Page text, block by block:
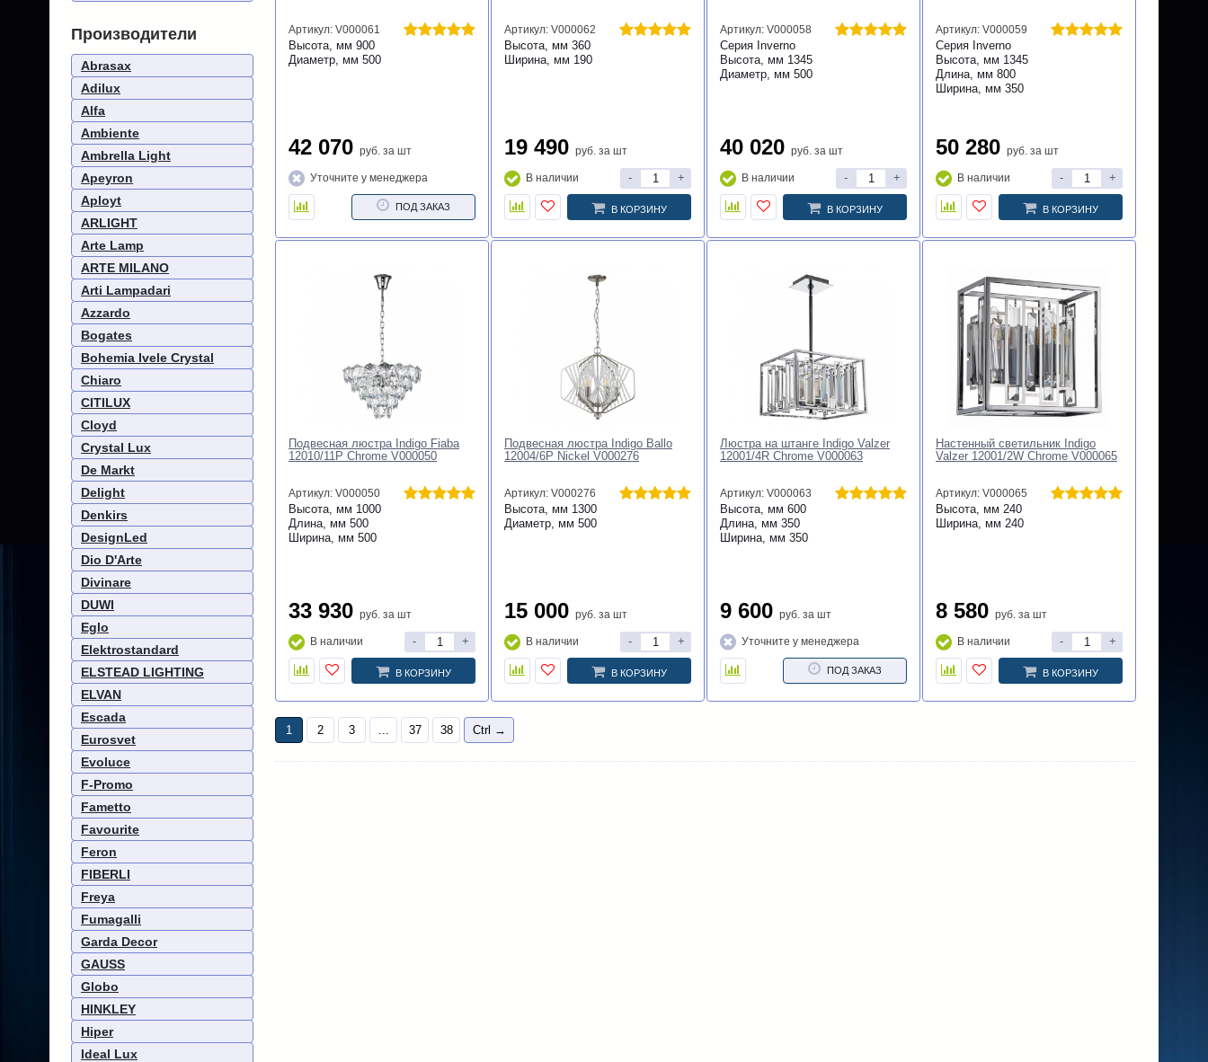
Производители
Abrasax
Adilux
Alfa
Ambiente
Ambrella Light
Apeyron
Aployt
ARLIGHT
Arte Lamp
ARTE MILANO
Arti Lampadari
Azzardo
Bogates
Bohemia Ivele Crystal
Chiaro
CITILUX
Cloyd
Crystal Lux
De Markt
Delight
Denkirs
DesignLed
Dio D'Arte
Divinare
DUWI
Eglo
Elektrostandard
ELSTEAD LIGHTING
ELVAN
Escada
Eurosvet
Evoluce
F-Promo
Fametto
Favourite
Feron
FIBERLI
Freya
Fumagalli
Garda Decor
GAUSS
Globo
HINKLEY
Hiper
Ideal Lux
Артикул: V000061
Высота, мм 900
Диаметр, мм 500
42 070 руб. за шт
Уточните у менеджера
ПОД ЗАКАЗ
Артикул: V000062
Высота, мм 360
Ширина, мм 190
19 490 руб. за шт
В наличии - +
В КОРЗИНУ
Артикул: V000058
Серия Inverno
Высота, мм 1345
Диаметр, мм 500
40 020 руб. за шт
В наличии - +
В КОРЗИНУ
Артикул: V000059
Серия Inverno
Высота, мм 1345
Длина, мм 800
Ширина, мм 350
50 280 руб. за шт
В наличии - +
В КОРЗИНУ
Подвесная люстра Indigo Fiaba
12010/11P Chrome V000050
Артикул: V000050
Высота, мм 1000
Длина, мм 500
Ширина, мм 500
33 930 руб. за шт
В наличии - +
В КОРЗИНУ
Подвесная люстра Indigo Ballo
12004/6P Nickel V000276
Артикул: V000276
Высота, мм 1300
Диаметр, мм 500
15 000 руб. за шт
В наличии - +
В КОРЗИНУ
Люстра на штанге Indigo Valzer
12001/4R Chrome V000063
Артикул: V000063
Высота, мм 600
Длина, мм 350
Ширина, мм 350
9 600 руб. за шт
Уточните у менеджера
ПОД ЗАКАЗ
Настенный светильник Indigo
Valzer 12001/2W Chrome V000065
Артикул: V000065
Высота, мм 240
Ширина, мм 240
8 580 руб. за шт
В наличии - +
В КОРЗИНУ
1 2 3 ... 37 38 Ctrl →